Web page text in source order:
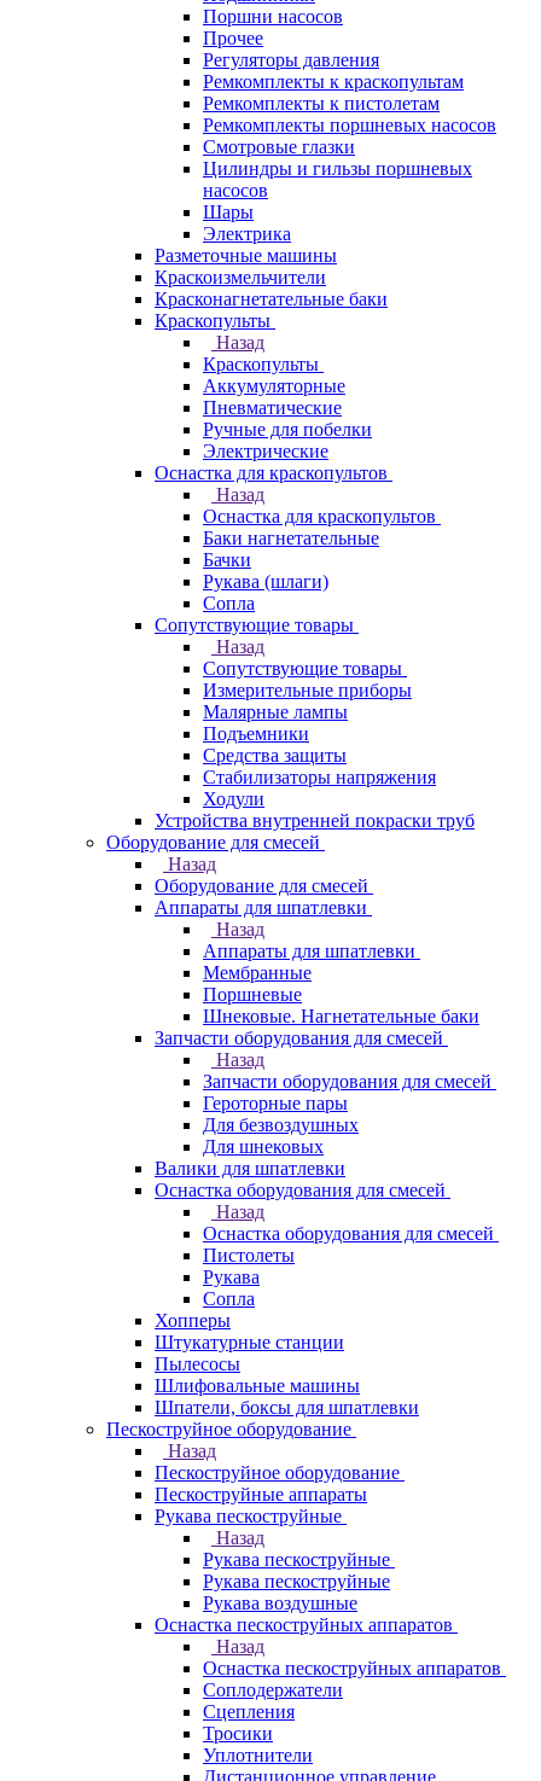
Поршни насосов
Прочее
Регуляторы давления
Ремкомплекты к краскопультам
Ремкомплекты к пистолетам
Ремкомплекты поршневых насосов
Смотровые глазки
Цилиндры и гильзы поршневых
насосов
Шары
Электрика
Разметочные машины
Краскоизмельчители
Красконагнетательные баки
Краскопульты
Назад
Краскопульты
Аккумуляторные
Пневматические
Ручные для побелки
Электрические
Оснастка для краскопультов
Назад
Оснастка для краскопультов
Баки нагнетательные
Бачки
Рукава (шлаги)
Сопла
Сопутствующие товары
Назад
Сопутствующие товары
Измерительные приборы
Малярные лампы
Подъемники
Средства защиты
Стабилизаторы напряжения
Ходули
Устройства внутренней покраски труб
Оборудование для смесей
Назад
Оборудование для смесей
Аппараты для шпатлевки
Назад
Аппараты для шпатлевки
Мембранные
Поршневые
Шнековые. Нагнетательные баки
Запчасти оборудования для смесей
Назад
Запчасти оборудования для смесей
Героторные пары
Для безвоздушных
Для шнековых
Валики для шпатлевки
Оснастка оборудования для смесей
Назад
Оснастка оборудования для смесей
Пистолеты
Рукава
Сопла
Хопперы
Штукатурные станции
Пылесосы
Шлифовальные машины
Шпатели, боксы для шпатлевки
Пескоструйное оборудование
Назад
Пескоструйное оборудование
Пескоструйные аппараты
Рукава пескоструйные
Назад
Рукава пескоструйные
Рукава пескоструйные
Рукава воздушные
Оснастка пескоструйных аппаратов
Назад
Оснастка пескоструйных аппаратов
Соплодержатели
Сцепления
Тросики
Уплотнители
Дистанционное управление